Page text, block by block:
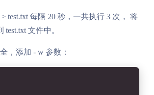
> test.txt 每隔 20 秒，一共执行 3 次， 将
文件中。
，添加 - w 参数：